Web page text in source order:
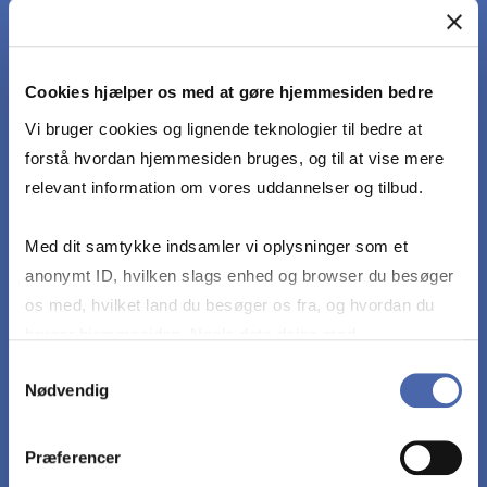
Cookies hjælper os med at gøre hjemmesiden bedre
Vi bruger cookies og lignende teknologier til bedre at
forstå hvordan hjemmesiden bruges, og til at vise mere
relevant information om vores uddannelser og tilbud.
Med dit samtykke indsamler vi oplysninger som et
anonymt ID, hvilken slags enhed og browser du besøger
os med, hvilket land du besøger os fra, og hvordan du
markedsføring. Du bestemmer selv - og kan altid trække
Nødvendig
Præferencer
have/kunne
Kendskab til juridisk data og de grundlæggende
retskilder i dansk ret, herunder særligt inden for
Analytisk forståelse for retskildernes systematik,
data
Analysere de i fagets beskrevne aftaleretlige